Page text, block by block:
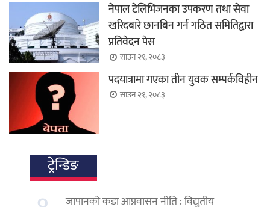
नेपाल टेलिभिजनका उपकरण तथा सेवा
खरिदबारे छानबिन गर्न गठित समितिद्वारा
प्रतिवेदन पेस
साउन २१, २०८३
पदयात्रामा गएका तीन युवक सम्पर्कविहीन
साउन २१, २०८३
ट्रेन्डिङ
जापानको कडा आप्रवासन नीति : विद्युतीय